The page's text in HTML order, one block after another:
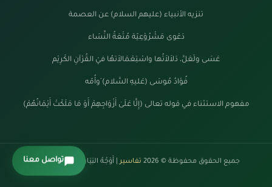
تنزيه الأنبياء (عليهم السلام) عن العصمة
دَعْوى مَشْرُوْعِيّة مُتْعَةُ النِّسَاء
عَسَى ولَعَلَّ، دَلاَلاَتُها واسْتِعْمَالاَتهُا فيْ القُرْآنِ الكَرِيْم
فُؤادُ مُوسَى (عَليهِ السَّلام) َوأُمّه
مفهوم الاستثناء في قوله تعالى (إِلَّا عَلَىٰ أَزْوَاجِهِمْ أَوْ مَا مَلَكَتْ أَيْمَانُهُمْ)
جميع الحقوق محفوظة © 2026 تفاسير| أَوْجُهُ البَيَانْ فِي كَلَامِ الرَّحْمَنْ
تواصل معنا